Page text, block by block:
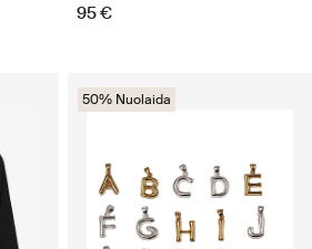
95 €
50% Nuolaida